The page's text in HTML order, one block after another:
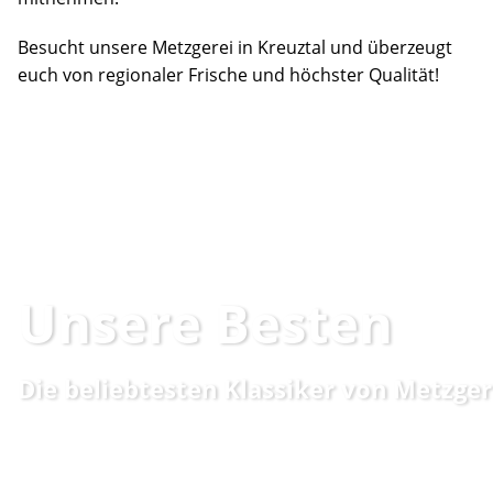
Besucht unsere Metzgerei in Kreuztal und überzeugt
euch von regionaler Frische und höchster Qualität!
Unsere Besten
Die beliebtesten Klassiker von